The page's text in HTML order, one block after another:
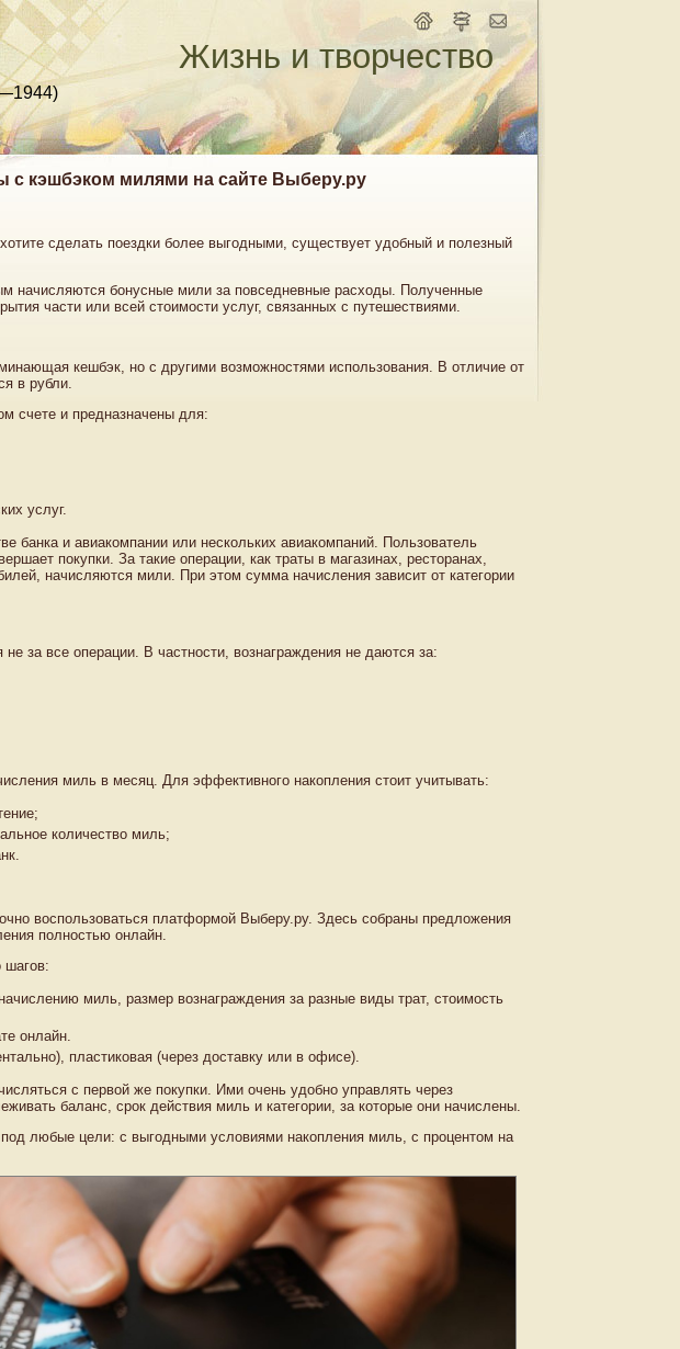
Жизнь и творчество
кэшбэком милями на сайте Выберу.ру
сделать поездки более выгодными, существует удобный и полезный
начисляются бонусные мили за повседневные расходы. Полученные
части или всей стоимости услуг, связанных с путешествиями.
кешбэк, но с другими возможностями использования. В отличие от
в рубли.
счете и предназначены для:
услуг.
банка и авиакомпании или нескольких авиакомпаний. Пользователь
покупки. За такие операции, как траты в магазинах, ресторанах,
начисляются мили. При этом сумма начисления зависит от категории
за все операции. В частности, вознаграждения не даются за:
миль в месяц. Для эффективного накопления стоит учитывать:
количество миль;
воспользоваться платформой Выберу.ру. Здесь собраны предложения
полностью онлайн.
шагов:
миль, размер вознаграждения за разные виды трат, стоимость
онлайн.
пластиковая (через доставку или в офисе).
с первой же покупки. Ими очень удобно управлять через
баланс, срок действия миль и категории, за которые они начислены.
любые цели: с выгодными условиями накопления миль, с процентом на